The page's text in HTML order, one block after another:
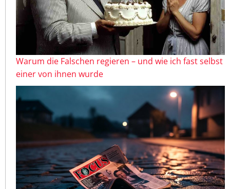
Warum die Falschen regieren – und wie ich fast selbst
einer von ihnen wurde